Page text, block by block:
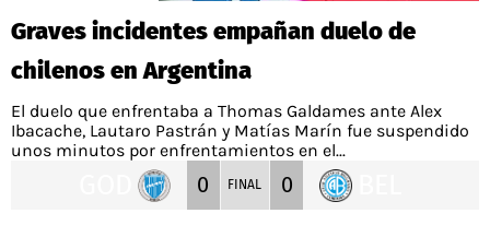
Graves incidentes empañan duelo de
chilenos en Argentina
El duelo que enfrentaba a Thomas Galdames ante Alex
Ibacache, Lautaro Pastrán y Matías Marín fue suspendido
unos minutos por enfrentamientos en el...
0 FINAL 0